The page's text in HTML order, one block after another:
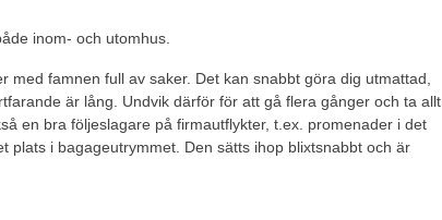
inom- och utomhus.
med famnen full av saker. Det kan snabbt göra dig utmattad,
är lång. Undvik därför för att gå flera gånger och ta allt
en bra följeslagare på firmautflykter, t.ex. promenader i det
plats i bagageutrymmet. Den sätts ihop blixtsnabbt och är